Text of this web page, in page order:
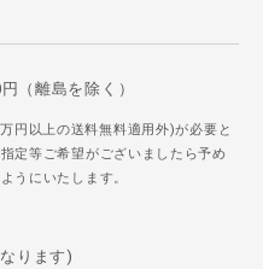
（離島を除く）
円以上の送料無料適用外)が必要と
定等ご希望がございましたら予め
うにいたします。
ります)